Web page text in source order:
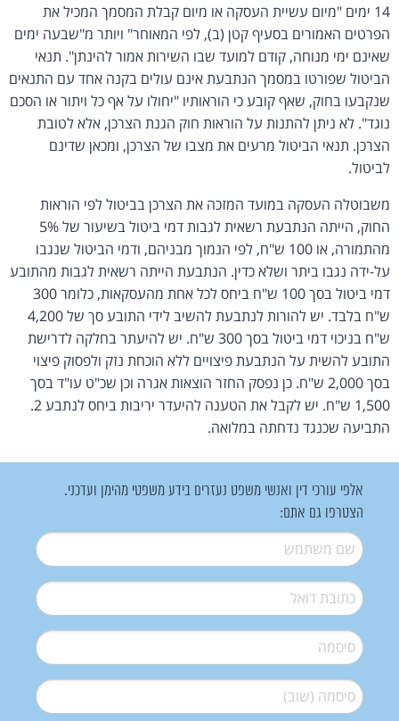
14 ימים "מיום עשיית העסקה או מיום קבלת המסמך המכיל את
הפרטים האמורים בסעיף קטן (ב), לפי המאוחר" ויותר מ"שבעה ימים
שאינם ימי מנוחה, קודם למועד שבו השירות אמור להינתן". תנאי
הביטול שפורטו במסמך הנתבעת אינם עולים בקנה אחד עם התנאים
שנקבעו בחוק, שאף קובע כי הוראותיו "יחולו על אף כל ויתור או הסכם
נוגד". לא ניתן להתנות על הוראות חוק הגנת הצרכן, אלא לטובת
הצרכן. תנאי הביטול מרעים את מצבו של הצרכן, ומכאן שדינם
לביטול.
משבוטלה העסקה במועד המזכה את הצרכן בביטול לפי הוראות
החוק, הייתה הנתבעת רשאית לגבות דמי ביטול בשיעור של 5%
מהתמורה, או 100 ש"ח, לפי הנמוך מבניהם, ודמי הביטול שנגבו
על-ידה נגבו ביתר ושלא כדין. הנתבעת הייתה רשאית לגבות מהתובע
דמי ביטול בסך 100 ש"ח ביחס לכל אחת מהעסקאות, כלומר 300
ש"ח בלבד. יש להורות לנתבעת להשיב לידי התובע סך של 4,200
ש"ח בניכוי דמי ביטול בסך 300 ש"ח. יש להיעתר בחלקה לדרישת
התובע להשית על הנתבעת פיצויים ללא הוכחת נזק ולפסוק פיצוי
בסך 2,000 ש"ח. כן נפסק החזר הוצאות אגרה וכן שכ"ט עו"ד בסך
1,500 ש"ח. יש לקבל את הטענה להיעדר יריבות ביחס לנתבע 2.
התביעה שכנגד נדחתה במלואה.
אלפי עורכי דין ואנשי משפט נעזרים בידע משפטי מהימן ועדכני.
הצטרפו גם אתם:
שם משתמש*
דואל*
סיסמה*
סיסמה (שוב)*